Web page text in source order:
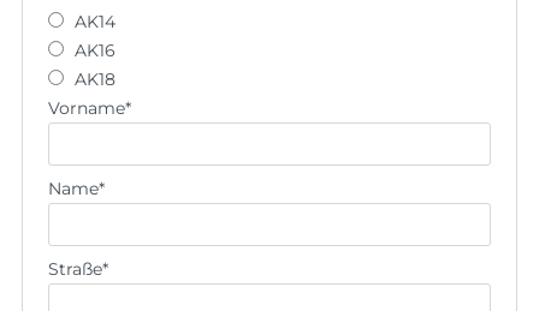
AK14
AK16
AK18
Vorname*
Name*
Straße*